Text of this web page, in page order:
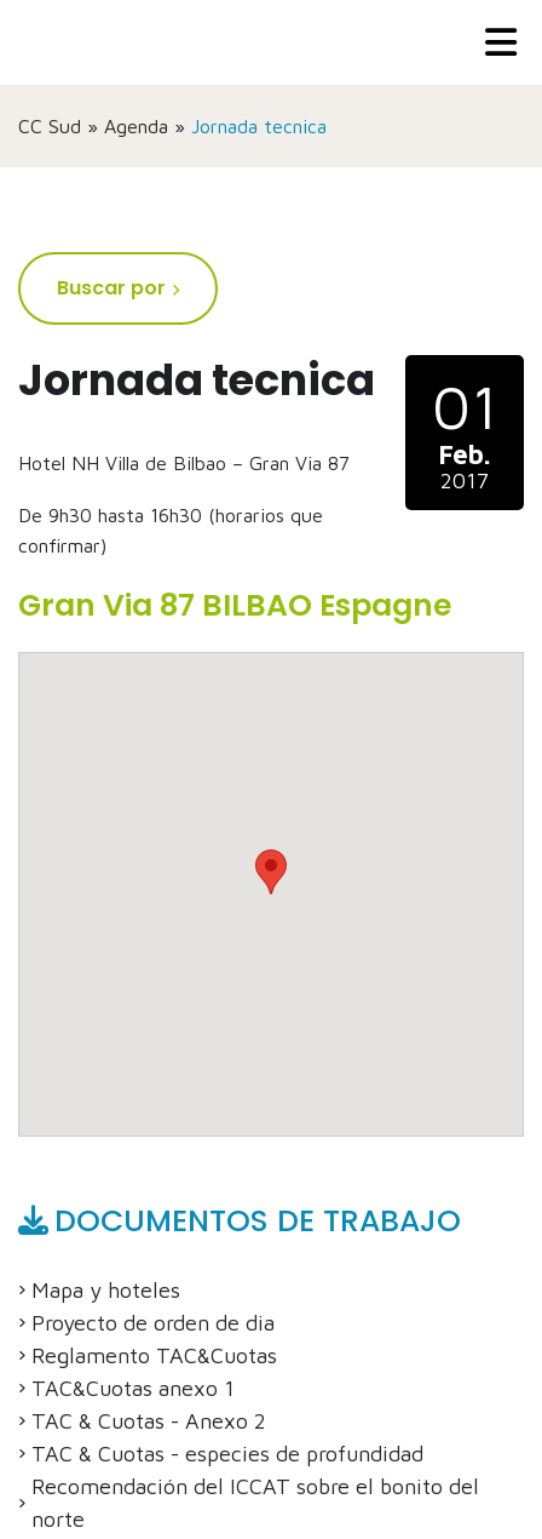
CC Sud » Agenda » Jornada tecnica
Jornada tecnica
Hotel NH Villa de Bilbao – Gran Via 87
De 9h30 hasta 16h30 (horarios que
confirmar)
01
Feb.
2017
Gran Via 87 BILBAO Espagne
DOCUMENTOS DE TRABAJO
Mapa y hoteles
Proyecto de orden de dia
Reglamento TAC&Cuotas
TAC&Cuotas anexo 1
TAC & Cuotas - Anexo 2
TAC & Cuotas - especies de profundidad
Recomendación del ICCAT sobre el bonito del
norte
Buscar por